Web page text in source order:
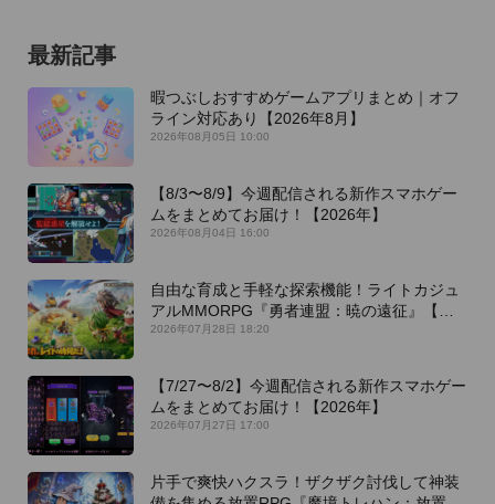
最新記事
暇つぶしおすすめゲームアプリまとめ｜オフ
ライン対応あり【2026年8月】
2026年08月05日 10:00
【8/3〜8/9】今週配信される新作スマホゲー
ムをまとめてお届け！【2026年】
2026年08月04日 16:00
自由な育成と手軽な探索機能！ライトカジュ
アルMMORPG『勇者連盟：暁の遠征』【最
新作PICKUP】
2026年07月28日 18:20
【7/27〜8/2】今週配信される新作スマホゲー
ムをまとめてお届け！【2026年】
2026年07月27日 17:00
片手で爽快ハクスラ！ザクザク討伐して神装